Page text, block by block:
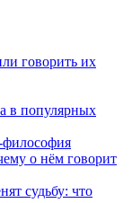
говорить их
в популярных
философия
о нём говорит
судьбу: что